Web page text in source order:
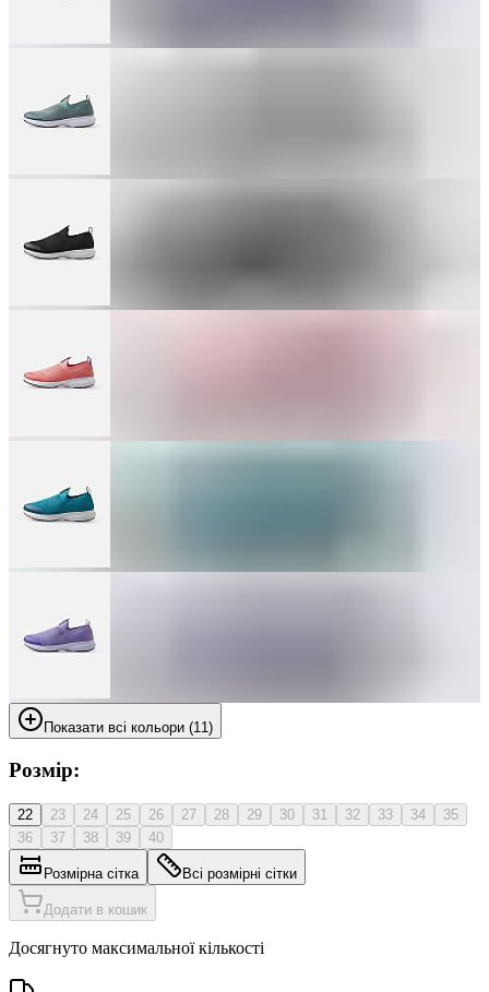
Показати всі кольори (11)
Розмір:
22 23 24 25 26 27 28 29 30 31 32 33 34
35
36
37 38 39 40
Розмірна сітка Всі розмірні сітки
Додати в кошик
Досягнуто максимальної кількості